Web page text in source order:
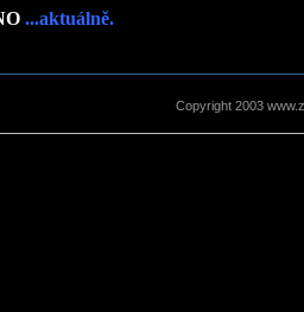
...aktuálně.
Copyright 2003